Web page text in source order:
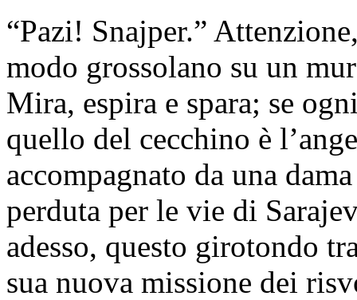
“Pazi! Snajper.”
modo grossolano su un
Mira, espira e spara; se
quello del cecchino è
accompagnato da una
perduta per le vie di
adesso, questo girotondo
sua nuova missione dei